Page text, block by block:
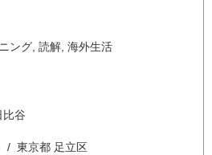
ング 読解 海外生活
比谷
/ 東京都 足立区